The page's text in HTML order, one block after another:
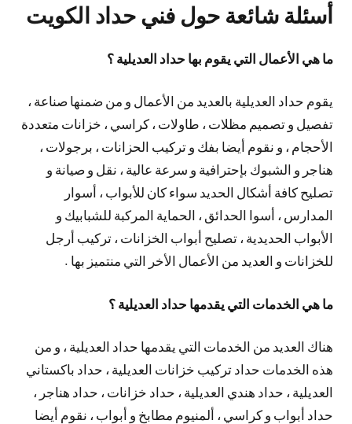
أسئلة شائعة حول فني حداد الكويت
ما هي الأعمال التي يقوم بها حداد العديلية ؟
يقوم حداد العديلية بالعديد من الأعمال و من ضمنها صناعة ،
تفصيل و تصميم مظلات ، طاولات ، كراسي ، خزانات متعددة
الأحجام ، و نقوم أيضا بفك و تركيب الحزانات ، برجولات ،
هناجر و الشبوك بإحترافية و سرعة عالية ، نقل و صيانة و
تصليح كافة أشكال الحديد سواء كان للأبواب ، أسوار
المدارس ، أسوا الحدائق ، الحماية المركبة للشبابيك و
الأبواب الحديدية ، تصليح أبواب الخزانات ، تركيب أرجل
للخزانات و العديد من الأعمال الأخر التي منتميز بها .
ما هي الخدمات التي يقدمها حداد العديلية ؟
هناك العديد من الخدمات التي يقدمها حداد العديلية ، و من
هذه الخدمات حداد تركيب خزانات العديلية ، حداد باكستاني
العديلية ، حداد هندي العديلية ، حداد خزانات ، حداد هناجر ،
حداد أبواب و كراسي ، ألمنيوم مطابخ و أبواب ، نقوم أيضا